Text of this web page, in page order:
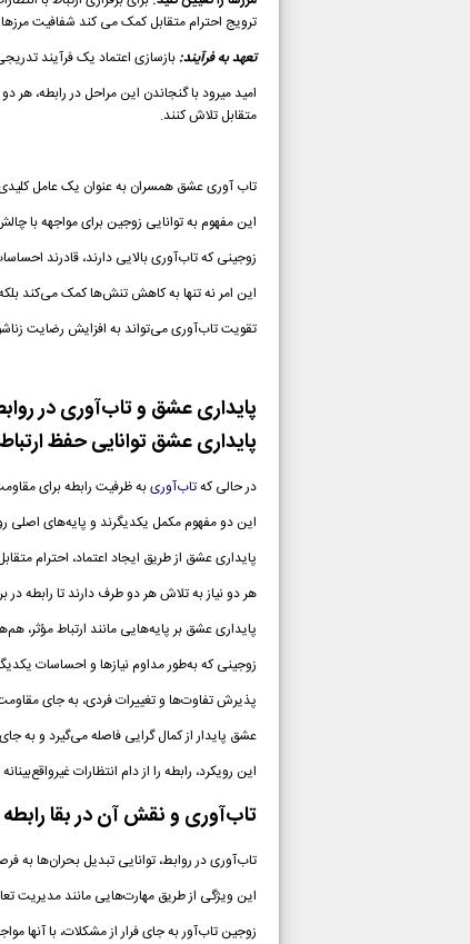
ترویج احترام متقابل کمک می کند شفافیت
تعهد به فرآیند: بازسازی اعتماد یک فرآیند
امید میرودبا گنجاندن این مراحل در رابطه،
متقابل تلاش کنند.
تاب آوری عشق همسران به عنوان یک عامل
این مفهوم به توانایی زوجین برای مواجهه با
زوجینی که تاب‌آوری بالایی دارند، قادرند
این امر نه تنها به کاهش تنش‌ها کمک می‌کند
تقویت تاب‌آوری می‌تواند به افزایش رضایت
پایداری عشق و تاب‌آوری در
پایداری عشق توانایی حفظ
در حالی کهتاب‌آوریبه ظرفیت رابطه برای
این دو مفهوم مکمل یکدیگرند و پایه‌های اصلی
پایداری عشق از طریق ایجاد اعتماد، احترام
هر دو نیاز به تلاش هر دو طرف دارند تا رابطه در
پایداری عشق بر پایه‌هایی مانند ارتباط مؤثر،
زوجینی که به‌طور مداوم نیازها و احساسات
پذیرش تفاوت‌ها و تغییرات فردی، به جای مقاومت
عشق پایدار از کمال گرایی فاصله می‌گیرد و به
این رویکرد، رابطه را از دام انتظارات
تاب‌آوری و نقش آن در بقا رابطه
تاب‌آوری در روابط، توانایی تبدیل بحران‌ها به
این ویژگی از طریق مهارت‌هایی مانند مدیریت
زوجین تاب‌آور به جای فرار از مشکلات، با آنها